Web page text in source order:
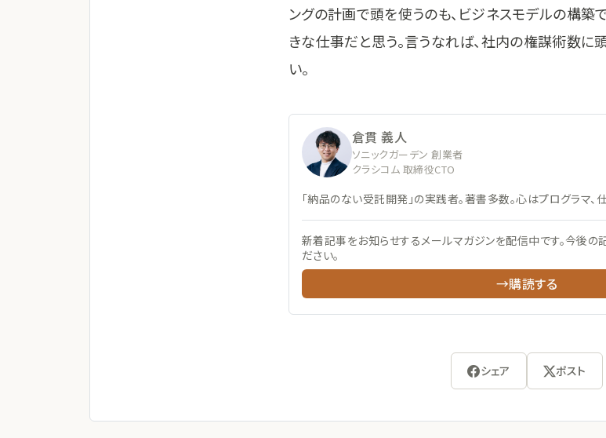
ングの計画で頭を使うのも、ビジネスモデルの構築
きな仕事だと思う。言うなれば、社内の権謀術数に
い。
倉貫 義人
ソニックガーデン 創業者
クラシコム 取締役CTO
「納品のない受託開発」の実践者。著書多数。心はプログラマ、
新着記事をお知らせするメールマガジンを配信中です。今後
ださい。
→購読する
シェア ポスト